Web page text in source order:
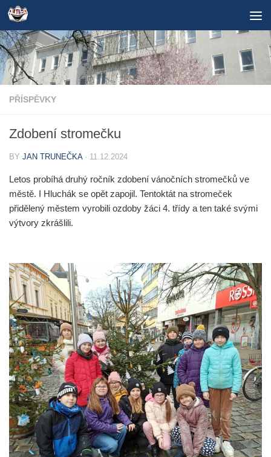
Skip to content
PŘÍSPĚVKY
Zdobení stromečku
BY JAN TRUNEČKA · 11.12.2024
Letos probíhá druhý ročník zdobení vánočních stromečků ve
městě. I Hluchák se opět zapojil. Tentoktát na stromeček
přidělený městem vyrobili ozdoby žáci 4. třídy a ten také svými
výtvory zkrášlili.